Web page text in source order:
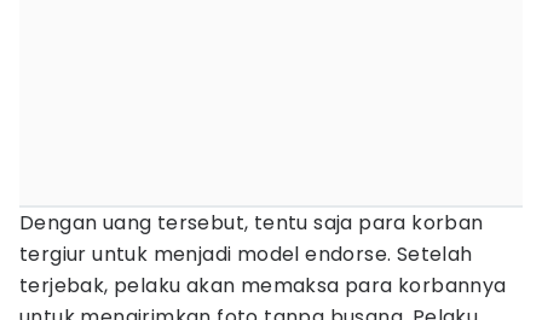
Dengan uang tersebut, tentu saja para korban
tergiur untuk menjadi model endorse. Setelah
terjebak, pelaku akan memaksa para korbannya